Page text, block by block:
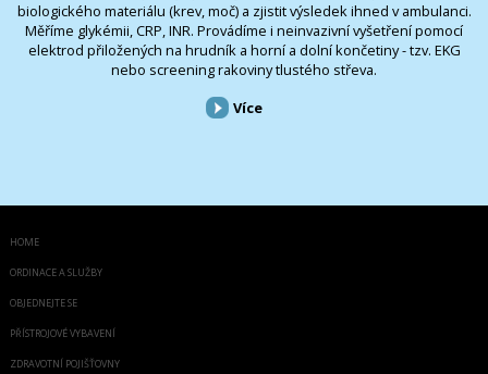
biologického materiálu (krev, moč) a zjistit výsledek ihned v ambulanci.
Měříme glykémii, CRP, INR. Provádíme i neinvazivní vyšetření pomocí
elektrod přiložených na hrudník a horní a dolní končetiny - tzv. EKG
nebo screening rakoviny tlustého střeva.
Více
HOME
ORDINACE A SLUŽBY
OBJEDNEJTE SE
PŘÍSTROJOVÉ VYBAVENÍ
ZDRAVOTNÍ POJIŠŤOVNY